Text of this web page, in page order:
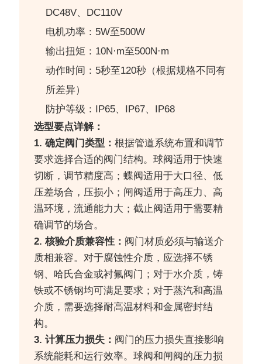
DC48V、DC110V
电机功率：5W至500W
输出扭矩：10N·m至500N·m
动作时间：5秒至120秒（根据规格不同有
所差异）
防护等级：IP65、IP67、IP68
选型要点详解：
1. 确定阀门类型：根据管道系统布置和调节
要求选择合适的阀门结构。球阀适用于快速
切断，调节精度高；蝶阀适用于大口径、低
压差场合，压损小；闸阀适用于高压力、高
温环境，流通能力大；截止阀适用于需要精
确调节的场合。
2. 核验介质兼容性： 阀门材质必须与输送介
质相兼容。对于腐蚀性介质，应选择不锈
钢、哈氏合金或衬氟阀门；对于水介质，铸
铁或不锈钢均可满足要求；对于蒸汽和高温
介质，需要选择耐高温材料和金属密封结
构。
3. 计算压力损失： 阀门的压力损失直接影响
系统能耗和运行效率。球阀和闸阀的压力损